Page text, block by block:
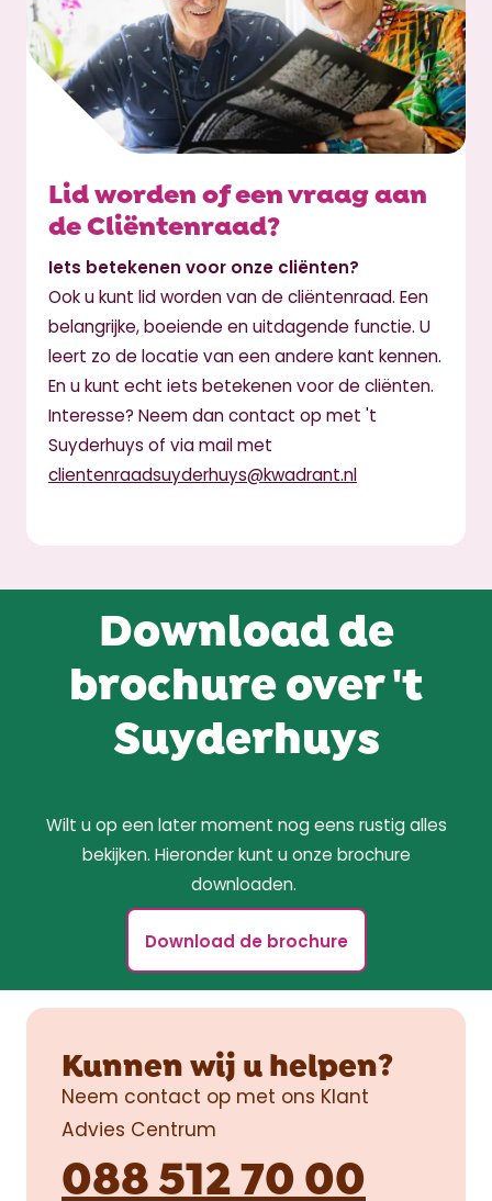
Lid worden of een vraag aan
de Cliëntenraad?
Iets betekenen voor onze cliënten?
Ook u kunt lid worden van de cliëntenraad. Een
belangrijke, boeiende en uitdagende functie. U
leert zo de locatie van een andere kant kennen.
En u kunt echt iets betekenen voor de cliënten.
Interesse? Neem dan contact op met 't
Suyderhuys of via mail met
clientenraadsuyderhuys@kwadrant.nl
Download de
brochure over 't
Suyderhuys
Wilt u op een later moment nog eens rustig alles
bekijken. Hieronder kunt u onze brochure
downloaden.
Download de brochure
Kunnen wij u helpen?
Neem contact op met ons Klant
Advies Centrum
088 512 70 00